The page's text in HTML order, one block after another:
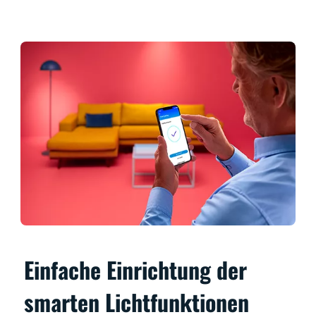
Einfache Einrichtung der
smarten Lichtfunktionen